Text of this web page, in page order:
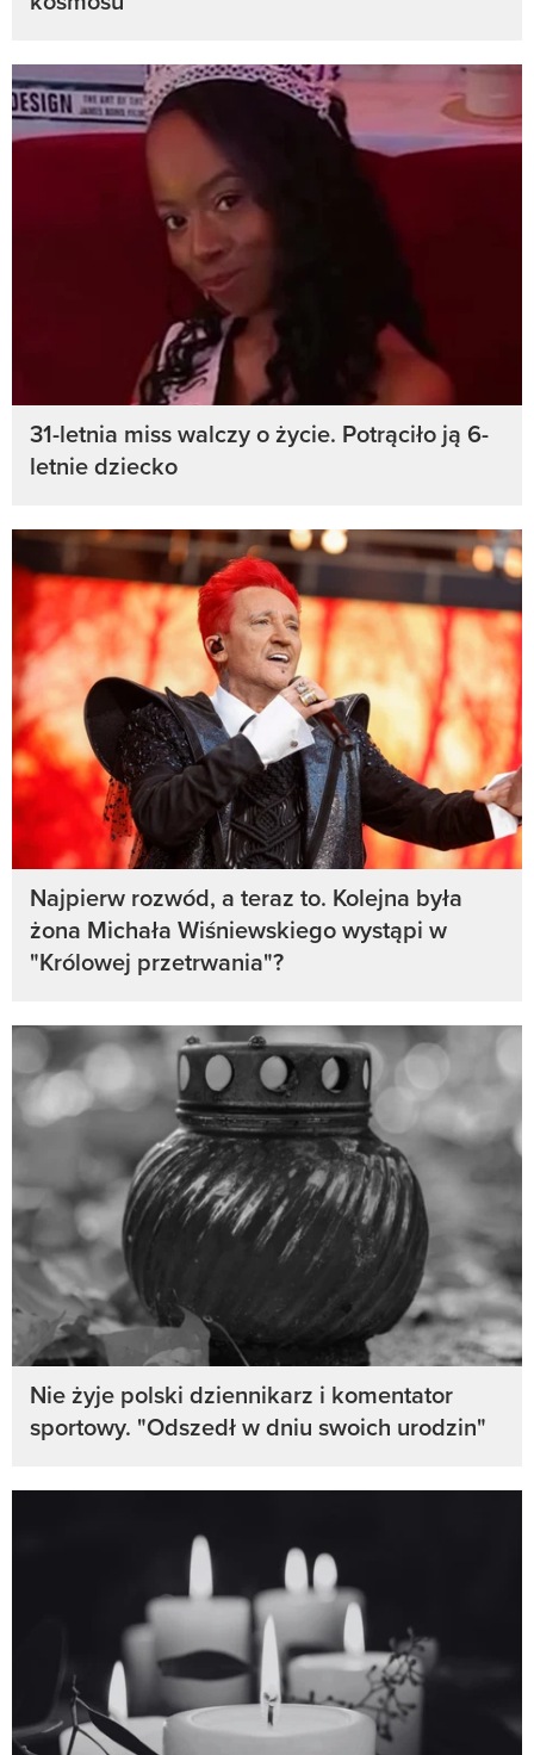
31-letnia miss walczy o życie. Potrąciło ją 6-
letnie dziecko
Najpierw rozwód, a teraz to. Kolejna była
żona Michała Wiśniewskiego wystąpi w
"Królowej przetrwania"?
Nie żyje polski dziennikarz i komentator
sportowy. "Odszedł w dniu swoich urodzin"